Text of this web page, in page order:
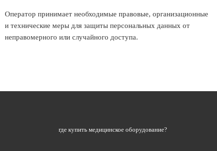
Оператор принимает необходимые правовые, организационные
и технические меры для защиты персональных данных от
неправомерного или случайного доступа.
где купить медицинское оборудование?